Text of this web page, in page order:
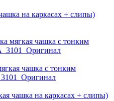
на каркасах + слипы)
чашка с тонким